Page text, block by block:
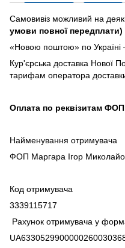
Самовивіз можливий на
умови повної передплати)
«Новою поштою» по Україні
Кур'єрська доставка Нової
тарифам оператора
Оплата по реквізитам ФОП
Найменування отримувача
ФОП Маргара Ігор
Код отримувача
3339115717
Рахунок отримувача у